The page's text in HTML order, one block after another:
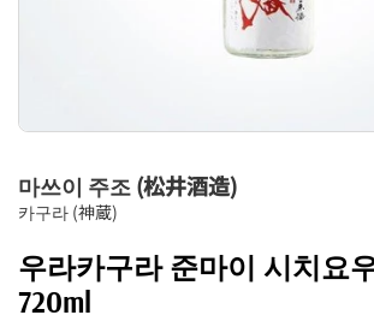
마쓰이 주조 (松井酒造)
카구라 (神蔵)
우라카구라 준마이 시치요
720ml